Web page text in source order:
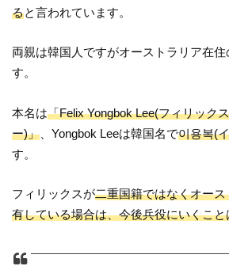
ると言われています。
両親は韓国人ですがオーストラリア在
す。
本名は「Felix Yongbok Lee(フィリック
ー)」 、Yongbok Leeは韓国名で이용복(
す。
フィリックスが二重国籍ではなくオー
有している場合は、今後兵役にいくこと